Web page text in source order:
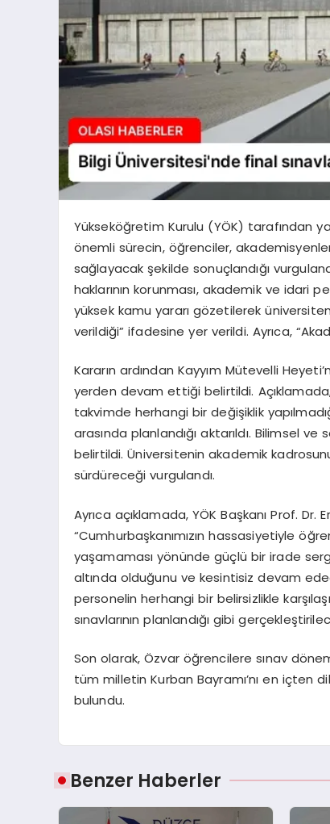
Yükseköğretim Kurulu (YÖK) tarafından
önemli sürecin, öğrenciler,
sağlayacak şekilde sonuçlandığı
haklarının korunması, akademik ve idari
yüksek kamu yararı gözetilerek
verildiği” ifadesine yer verildi. Ayrıca,
Kararın ardından Kayyım Mütevelli
yerden devam ettiği belirtildi.
takvimde herhangi bir değişiklik
arasında planlandığı aktarıldı. Bilimsel
belirtildi. Üniversitenin akademik
sürdüreceği vurgulandı.
Ayrıca açıklamada, YÖK Başkanı Prof. Dr.
“Cumhurbaşkanımızın hassasiyetiyle
yaşamaması yönünde güçlü bir irade
altında olduğunu ve kesintisiz devam
personelin herhangi bir belirsizlikle
sınavlarının planlandığı gibi
Son olarak, Özvar öğrencilere sınav
tüm milletin Kurban Bayramı’nı en içten
bulundu.
Benzer Haberler